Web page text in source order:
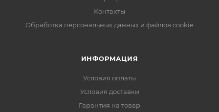
Контакты
Обработка персональных данных и файлов cookie
ИНФОРМАЦИЯ
Условия оплаты
Условия доставки
Гарантия на товар